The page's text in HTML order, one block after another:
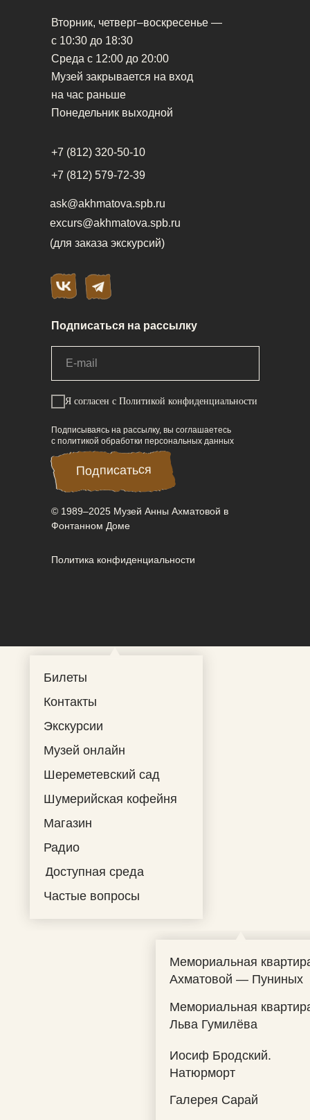
Подписываясь на рассылку, вы соглашаетесь
с политикой обработки персональных данных
Я согласен с Политикой конфиденциальности
Подписаться на рассылку
Вторник, четверг–воскресенье —
с 10:30 до 18:30
Среда с 12:00 до 20:00
Музей закрывается на вход
на час раньше
Понедельник выходной
© 1989–2025 Музей Анны Ахматовой в
Фонтанном Доме
Политика конфиденциальности
ask@akhmatova.spb.ru
+7 (812) 579-72-39
+7 (812) 320-50-10
Подписаться
Подписаться
excurs@akhmatova.spb.ru
(для заказа экскурсий)
Контакты
Экскурсии
Частые вопросы
Магазин
Радио
Билеты
Доступная среда
Музей онлайн
Шереметевский сад
Шумерийская кофейня
Мемориальная
Ахматовой — Пуниных
Иосиф Бродский.
Натюрморт
Мемориальная
Льва Гумилёва
Галерея Сарай